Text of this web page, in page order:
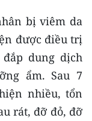
bị viêm da
được điều trị
dung dịch
ẩm. Sau 7
nhiều, tổn
rát, đỡ đỏ, đỡ